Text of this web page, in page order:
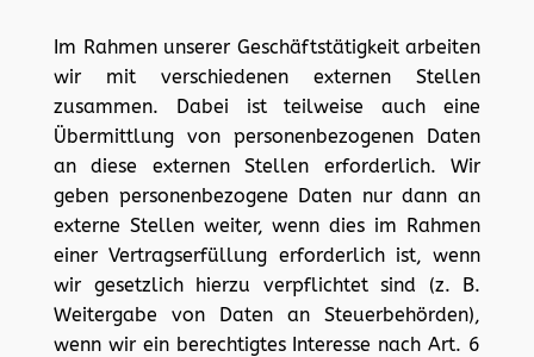
Im Rahmen unserer Geschäftstätigkeit arbeiten
wir mit verschiedenen externen Stellen
zusammen. Dabei ist teilweise auch eine
Übermittlung von personenbezogenen Daten
an diese externen Stellen erforderlich. Wir
geben personenbezogene Daten nur dann an
externe Stellen weiter, wenn dies im Rahmen
einer Vertragserfüllung erforderlich ist, wenn
wir gesetzlich hierzu verpflichtet sind (z. B.
Weitergabe von Daten an Steuerbehörden),
wenn wir ein berechtigtes Interesse nach Art. 6